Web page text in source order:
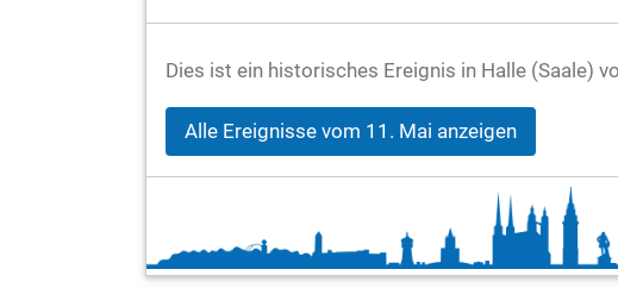
Dies ist ein historisches Ereignis in Halle (Saale)
Alle Ereignisse vom 11. Mai anzeigen